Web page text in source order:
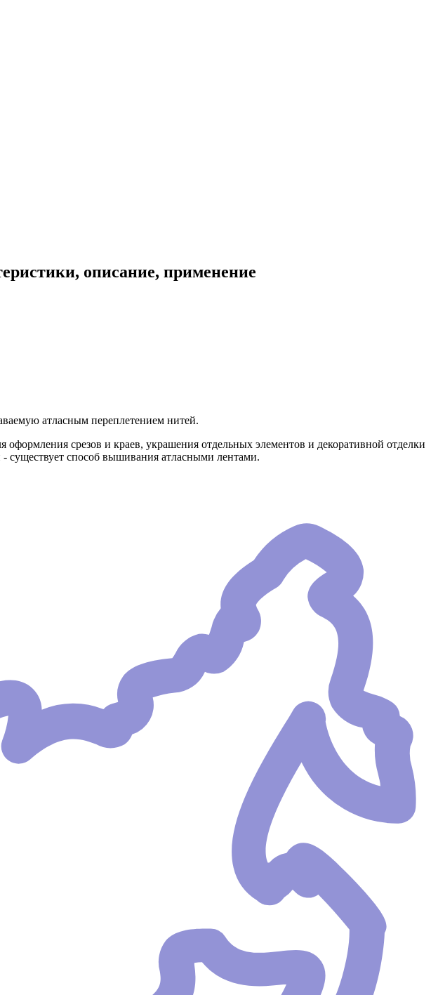
описание, применение
атласным переплетением нитей.
оформления срезов и краев, украшения отдельных элементов и декоративной отделки
существует способ вышивания атласными лентами.